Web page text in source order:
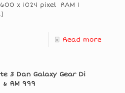
x 1024 pixel RAM 1
Read more
3 Dan Galaxy Gear Di
RM 999